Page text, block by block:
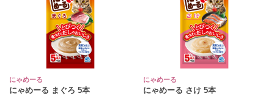
にゃめーる
にゃめーる まぐろ 5本
にゃめーる
にゃめーる さけ 5本